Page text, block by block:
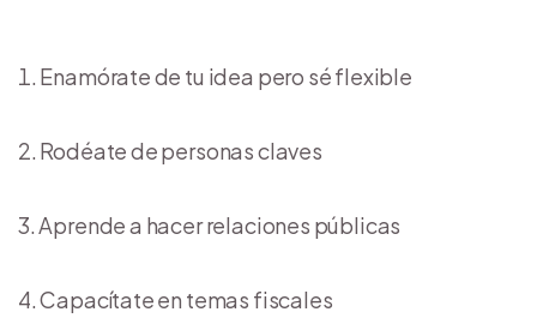
Enamórate de tu idea pero sé flexible
Rodéate de personas claves
Aprende a hacer relaciones públicas
Capacítate en temas fiscales